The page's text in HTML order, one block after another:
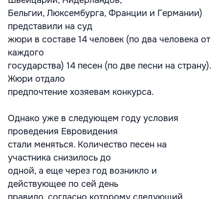
Бельгии, Люксембурга, Франции и Германии)
представили на суд
жюри в составе 14 человек (по два человека от
каждого
государства) 14 песен (по две песни на страну).
Жюри отдало
предпочтение хозяевам конкурса.
Однако уже в следующем году условия
проведения Евровидения
стали меняться. Количество песен на
участника снизилось до
одной, а еще через год возникло и
действующее по сей день